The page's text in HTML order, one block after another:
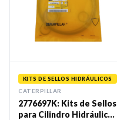
KITS DE SELLOS HIDRÁULICOS
CATERPILLAR
2776697K: Kits de Sellos
para Cilindro Hidráulico